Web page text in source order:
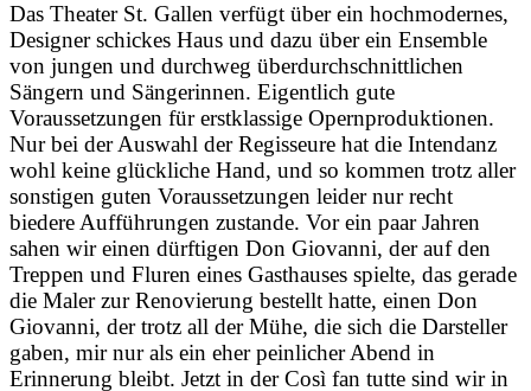
Das Theater St. Gallen verfügt über ein hochmodernes,
Designer schickes Haus und dazu über ein Ensemble
von jungen und durchweg überdurchschnittlichen
Sängern und Sängerinnen. Eigentlich gute
Voraussetzungen für erstklassige Opernproduktionen.
Nur bei der Auswahl der Regisseure hat die Intendanz
wohl keine glückliche Hand, und so kommen trotz aller
sonstigen guten Voraussetzungen leider nur recht
biedere Aufführungen zustande. Vor ein paar Jahren
sahen wir einen dürftigen Don Giovanni, der auf den
Treppen und Fluren eines Gasthauses spielte, das gerade
die Maler zur Renovierung bestellt hatte, einen Don
Giovanni, der trotz all der Mühe, die sich die Darsteller
gaben, mir nur als ein eher peinlicher Abend in
Erinnerung bleibt. Jetzt in der Così fan tutte sind wir in